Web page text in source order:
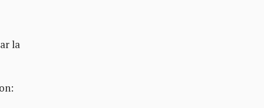
la